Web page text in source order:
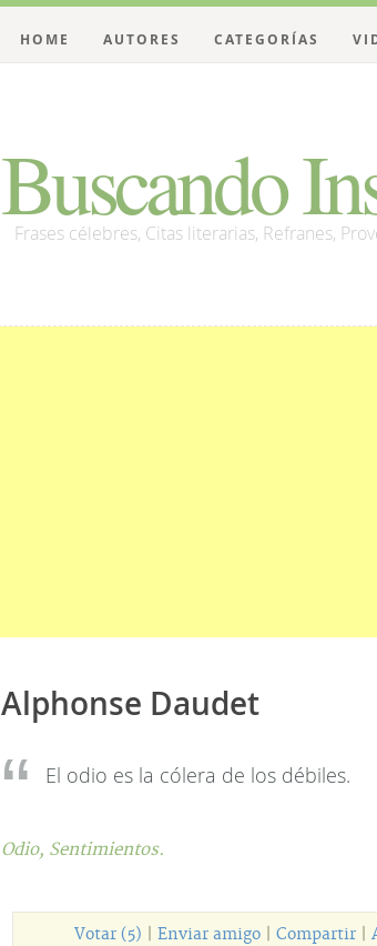
Buscando
Frases célebres, Citas literarias, Refranes,
HOME AUTORES CATEGORÍAS
Alphonse Daudet
El odio es la cólera de los débiles.
Odio, Sentimientos.
Votar (5) Enviar amigo Compartir